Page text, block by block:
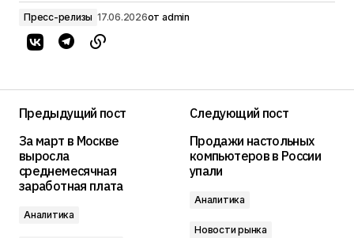
Пресс-релизы 17.06.2026от admin
Предыдущий пост
За март в Москве
выросла
среднемесячная
заработная плата
Аналитика
Следующий пост
Продажи настольных
компьютеров в России
упали
Аналитика
Новости рынка